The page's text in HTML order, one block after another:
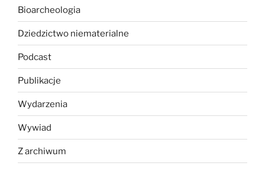
Bioarcheologia
Dziedzictwo niematerialne
Podcast
Publikacje
Wydarzenia
Wywiad
Z archiwum